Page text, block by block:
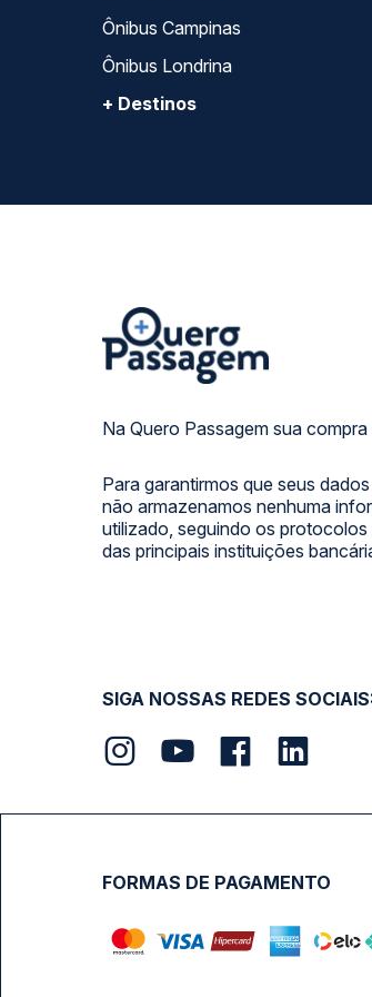
Ônibus Campinas
Ônibus Londrina
+ Destinos
Na Quero Passagem sua
Para garantirmos que seus
não armazenamos nenhuma
utilizado, seguindo os
das principais instituições
SIGA NOSSAS REDES
FORMAS DE PAGAMENTO